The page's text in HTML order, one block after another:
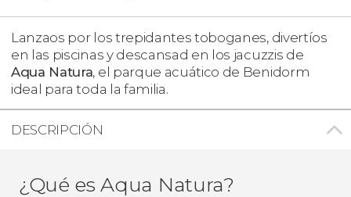
Lanzaos por los trepidantes toboganes, divertíos
en las piscinas y descansad en los jacuzzis de
Aqua Natura, el parque acuático de Benidorm
ideal para toda la familia.
DESCRIPCIÓN
¿Qué es Aqua Natura?